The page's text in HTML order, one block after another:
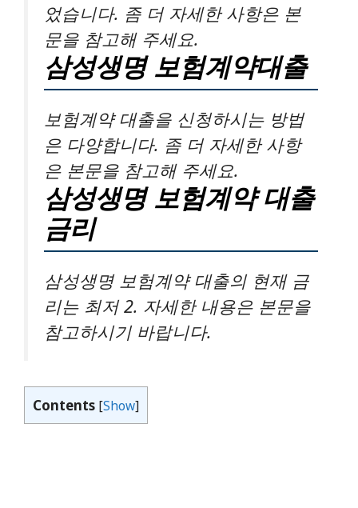
었습니다. 좀 더 자세한 사항은 본
문을 참고해 주세요.
삼성생명 보험계약대출
보험계약 대출을 신청하시는 방법
은 다양합니다. 좀 더 자세한 사항
은 본문을 참고해 주세요.
삼성생명 보험계약 대출
금리
삼성생명 보험계약 대출의 현재 금
리는 최저 2. 자세한 내용은 본문을
참고하시기 바랍니다.
Contents [Show]